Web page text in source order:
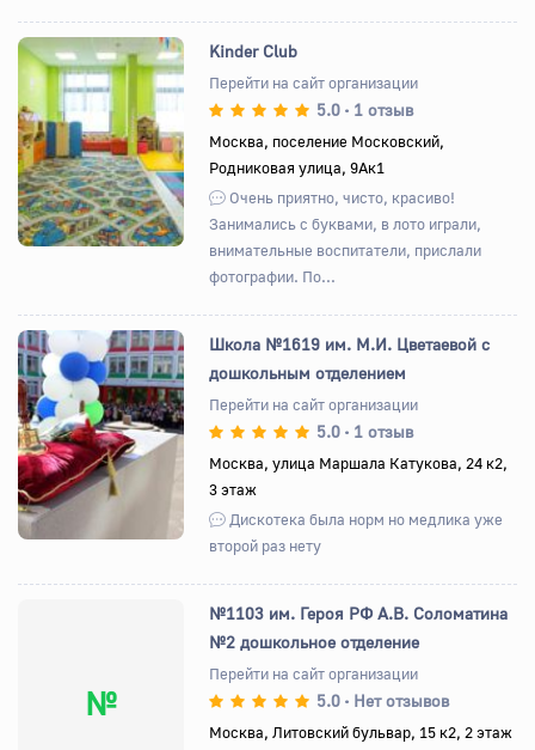
Назад Вперед
Kinder Club
Перейти на сайт организации
5.0 • 1 отзыв
Москва, поселение Московский,
Родниковая улица, 9Ак1
Очень приятно, чисто, красиво!
Занимались с буквами, в лото играли,
внимательные воспитатели, прислали
фотографии. По...
Назад Вперед
Школа №1619 им. М.И. Цветаевой с
дошкольным отделением
Перейти на сайт организации
5.0 • 1 отзыв
Москва, улица Маршала Катукова, 24 к2,
3 этаж
Дискотека была норм но медлика уже
второй раз нету
№
№1103 им. Героя РФ А.В. Соломатина
№2 дошкольное отделение
Перейти на сайт организации
5.0 • Нет отзывов
Москва, Литовский бульвар, 15 к2, 2 этаж